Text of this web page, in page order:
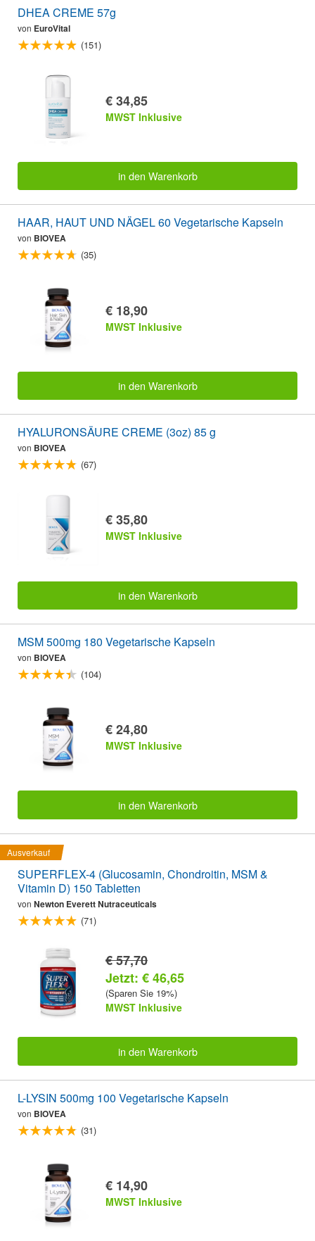
DHEA CREME 57g
von EuroVital
(151)
€ 34,85
MWST Inklusive
in den Warenkorb
HAAR, HAUT UND NÄGEL 60 Vegetarische Kapseln
von BIOVEA
(35)
€ 18,90
MWST Inklusive
in den Warenkorb
HYALURONSÄURE CREME (3oz) 85 g
von BIOVEA
(67)
€ 35,80
MWST Inklusive
in den Warenkorb
MSM 500mg 180 Vegetarische Kapseln
von BIOVEA
(104)
€ 24,80
MWST Inklusive
in den Warenkorb
Ausverkauf
SUPERFLEX-4 (Glucosamin, Chondroitin, MSM &
Vitamin D) 150 Tabletten
von Newton Everett Nutraceuticals
(71)
€ 57,70
Jetzt: € 46,65
(Sparen Sie 19%)
MWST Inklusive
in den Warenkorb
L-LYSIN 500mg 100 Vegetarische Kapseln
von BIOVEA
(31)
€ 14,90
MWST Inklusive